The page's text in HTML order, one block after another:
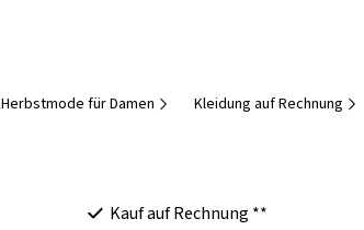
Herbstmode für Damen Kleidung auf Rechnung
Kauf auf Rechnung **